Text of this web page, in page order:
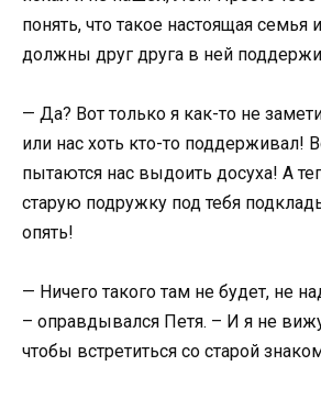
понять, что такое настоящая семья
должны друг друга в ней
— Да? Вот только я как-то не
или нас хоть кто-то поддерживал!
пытаются нас выдоить досуха! А
старую подружку под тебя
опять!
— Ничего такого там не будет, не
– оправдывался Петя. – И я не
чтобы встретиться со старой